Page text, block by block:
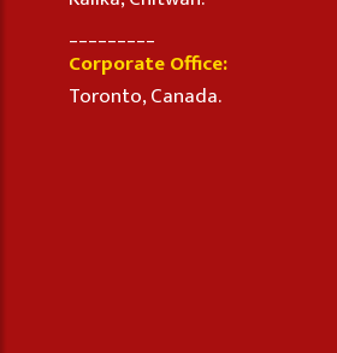
Corporate Office:
Toronto, Canada.